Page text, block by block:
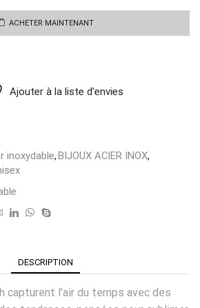
ACHETER MAINTENANT
Ajouter à la liste d’envies
inoxydable,BIJOUX ACIER INOX,
DESCRIPTION
capturent l’air du temps avec des